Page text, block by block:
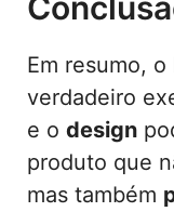
Em resumo, o
verdadeiro
e o design
produto que
mas também